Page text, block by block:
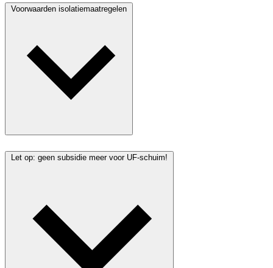
Voorwaarden isolatiemaatregelen
Let op: geen subsidie meer voor UF-schuim!